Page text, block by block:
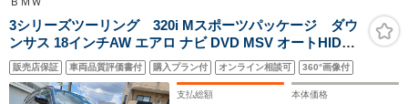
3シリーズツーリング 320i Mスポーツパッケージ ダウ
ンサス 18インチAW エアロ ナビ DVD MSV オートHIDヘ
ッドライト フォグランプ リアフォグ ステアリモコン 革
巻きステア ルーフレール 電動格納式ミラー ISOFIX プッ
シュスタート スマートキー フロアマット
販売店保証 車両品質評価書付 購入プラン付 オンライン相談可 360°画像付
支払総額 本体価格